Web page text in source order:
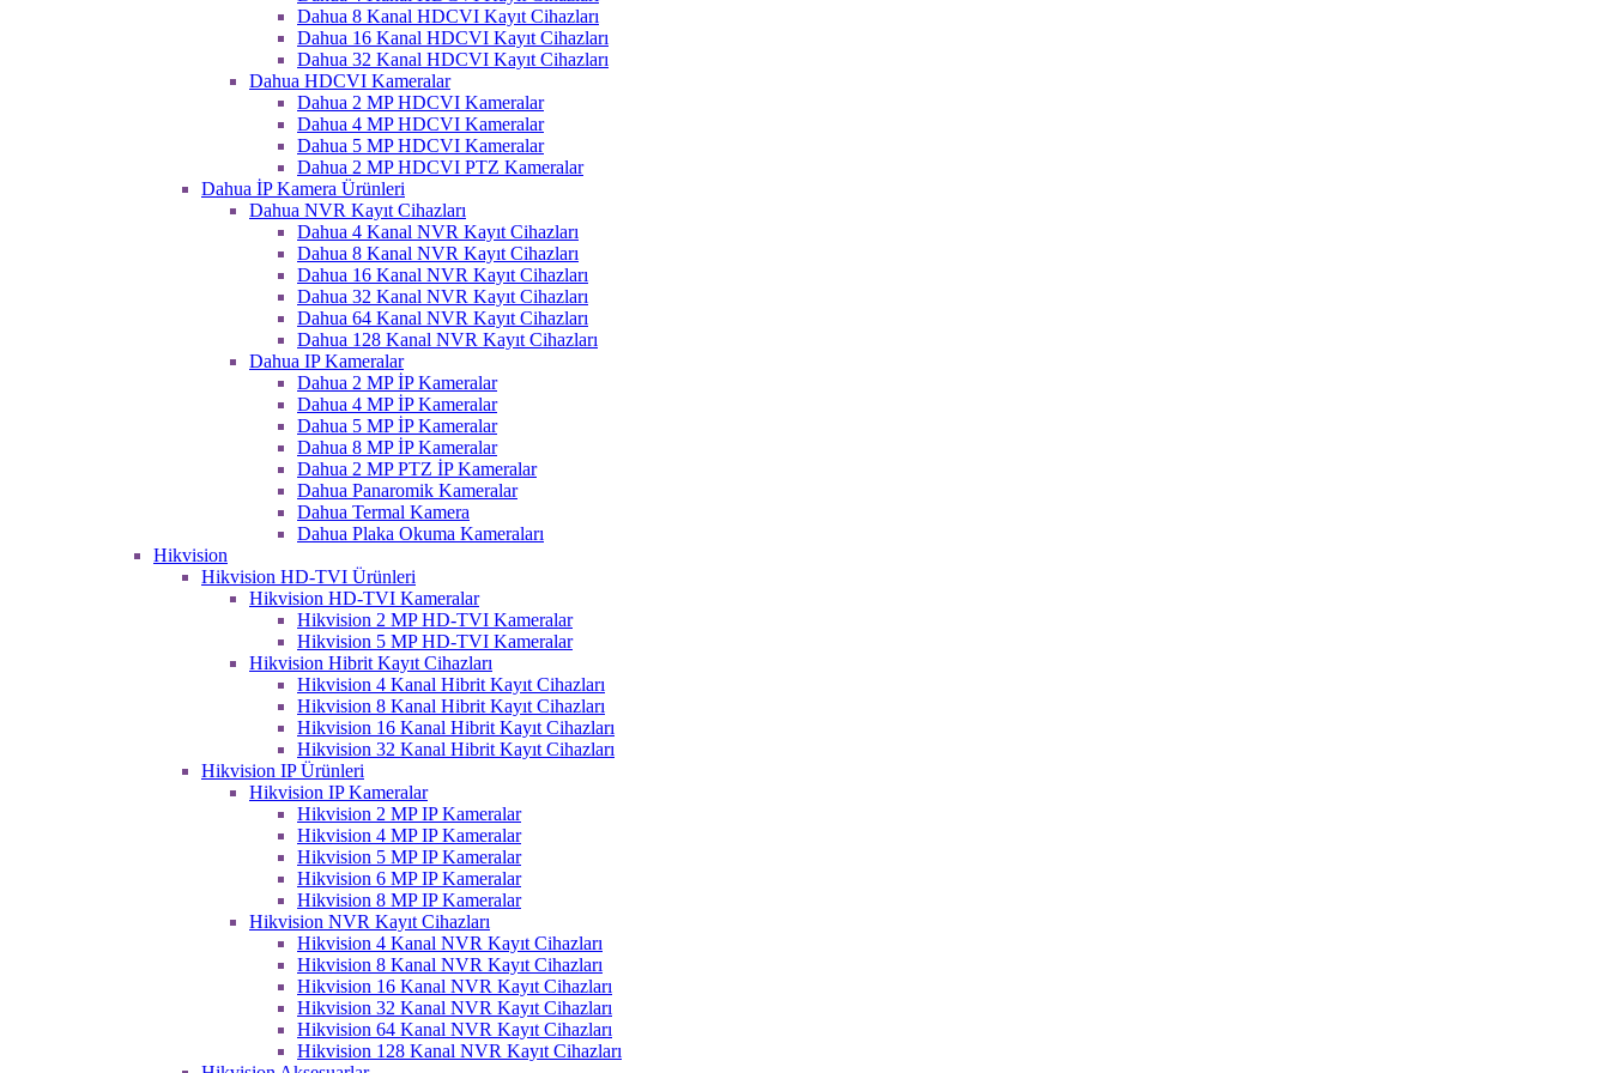
Dahua 8 Kanal HDCVI Kayıt Cihazları
Dahua 16 Kanal HDCVI Kayıt Cihazları
Dahua 32 Kanal HDCVI Kayıt Cihazları
Dahua HDCVI Kameralar
Dahua 2 MP HDCVI Kameralar
Dahua 4 MP HDCVI Kameralar
Dahua 5 MP HDCVI Kameralar
Dahua 2 MP HDCVI PTZ Kameralar
Dahua İP Kamera Ürünleri
Dahua NVR Kayıt Cihazları
Dahua 4 Kanal NVR Kayıt Cihazları
Dahua 8 Kanal NVR Kayıt Cihazları
Dahua 16 Kanal NVR Kayıt Cihazları
Dahua 32 Kanal NVR Kayıt Cihazları
Dahua 64 Kanal NVR Kayıt Cihazları
Dahua 128 Kanal NVR Kayıt Cihazları
Dahua IP Kameralar
Dahua 2 MP İP Kameralar
Dahua 4 MP İP Kameralar
Dahua 5 MP İP Kameralar
Dahua 8 MP İP Kameralar
Dahua 2 MP PTZ İP Kameralar
Dahua Panaromik Kameralar
Dahua Termal Kamera
Dahua Plaka Okuma Kameraları
Hikvision
Hikvision HD-TVI Ürünleri
Hikvision HD-TVI Kameralar
Hikvision 2 MP HD-TVI Kameralar
Hikvision 5 MP HD-TVI Kameralar
Hikvision Hibrit Kayıt Cihazları
Hikvision 4 Kanal Hibrit Kayıt Cihazları
Hikvision 8 Kanal Hibrit Kayıt Cihazları
Hikvision 16 Kanal Hibrit Kayıt Cihazları
Hikvision 32 Kanal Hibrit Kayıt Cihazları
Hikvision IP Ürünleri
Hikvision IP Kameralar
Hikvision 2 MP IP Kameralar
Hikvision 4 MP IP Kameralar
Hikvision 5 MP IP Kameralar
Hikvision 6 MP IP Kameralar
Hikvision 8 MP IP Kameralar
Hikvision NVR Kayıt Cihazları
Hikvision 4 Kanal NVR Kayıt Cihazları
Hikvision 8 Kanal NVR Kayıt Cihazları
Hikvision 16 Kanal NVR Kayıt Cihazları
Hikvision 32 Kanal NVR Kayıt Cihazları
Hikvision 64 Kanal NVR Kayıt Cihazları
Hikvision 128 Kanal NVR Kayıt Cihazları